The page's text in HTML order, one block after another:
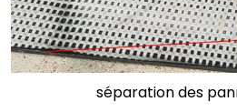
séparation des